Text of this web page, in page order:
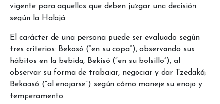
vigente para aquellos que deben juzgar una decisión
según la Halajá.
El carácter de una persona puede ser evaluado según
tres criterios: Bekosó (“en su copa”), observando sus
hábitos en la bebida, Bekisó (“en su bolsillo”), al
observar su forma de trabajar, negociar y dar Tzedaká;
Bekaasó (“al enojarse”) según cómo maneje su enojo y
temperamento.